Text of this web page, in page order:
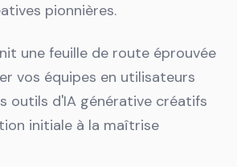
pionnières.
une feuille de route éprouvée
vos équipes en utilisateurs
outils d'IA générative créatifs
initiale à la maîtrise